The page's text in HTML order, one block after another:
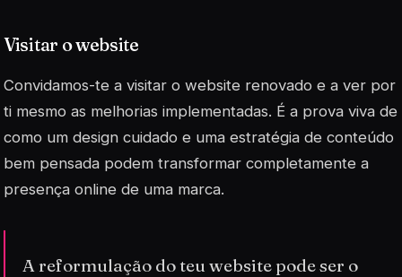
Visitar o website
Convidamos-te a visitar o website renovado e a ver por
ti mesmo as melhorias implementadas. É a prova viva de
como um design cuidado e uma estratégia de conteúdo
bem pensada podem transformar completamente a
presença online de uma marca.
A reformulação do teu website pode ser o